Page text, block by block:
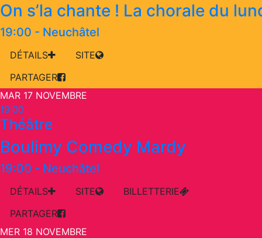
On s’la chante ! La chorale du
19:00 - Neuchâtel
DÉTAILS
SITE
PARTAGER
MAR 17 NOVEMBRE
19:00
Théâtre
Boulimy Comedy Mardy
19:00 - Neuchâtel
DÉTAILS SITE
BILLETTERIE
PARTAGER
MER 18 NOVEMBRE